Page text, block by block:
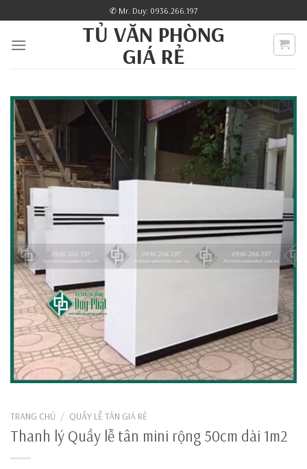
to
content
✆ Mr. Duy: 0936.266.197
TỦ VĂN PHÒNG
GIÁ RẺ
TRANG CHỦ / QUẦY LỄ TÂN GIÁ RẺ
Thanh lý Quầy lễ tân mini rộng 50cm dài 1m2